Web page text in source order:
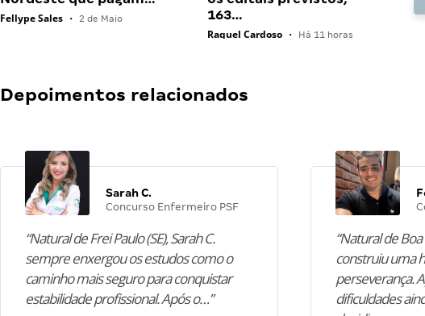
Fellype Sales • 2 de Maio
163…
Raquel Cardoso • Há 11 horas
Depoimentos relacionados
Sarah C.
Concurso Enfermeiro PSF
“Natural de Frei Paulo (SE), Sarah C.
sempre enxergou os estudos como o
caminho mais seguro para conquistar
estabilidade profissional. Após o…”
“Natural de Boa
construiu uma
perseverança.
dificuldades